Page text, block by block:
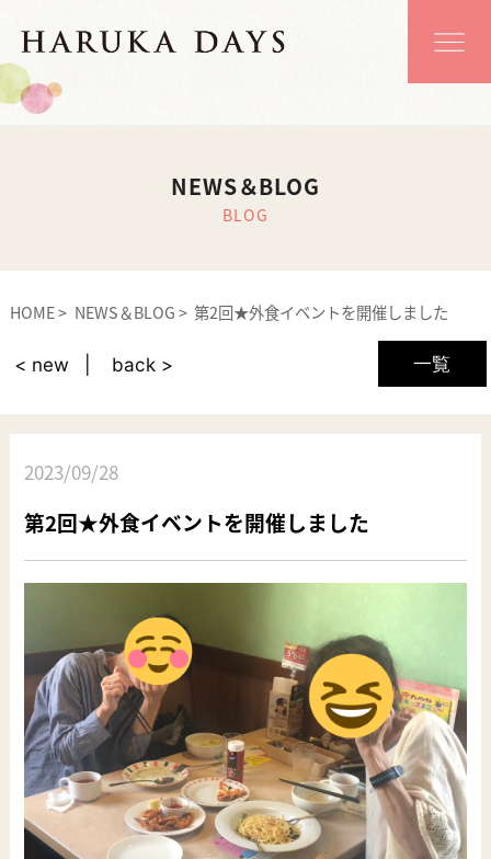
NEWS＆BLOG
BLOG
HOME NEWS＆BLOG 第2回★外食イベントを開催しました
一覧
< new back >
2023/09/28
第2回★外食イベントを開催しました